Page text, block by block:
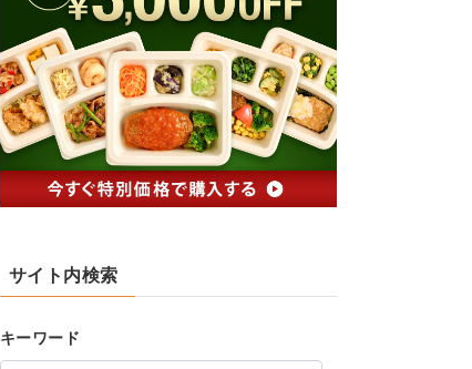
サイト内検索
キーワード